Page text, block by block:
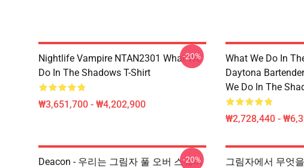
Nightlife Vampire NTAN2301 What We
Do In The Shadows T-Shirt
₩3,651,700 - ₩4,202,900
-20%
What We Do In
Daytona
We Do In The
₩2,728,440 -
Deacon - 우리는 그림자 풀 오버 스웨터
-20%
그림자에서 무엇